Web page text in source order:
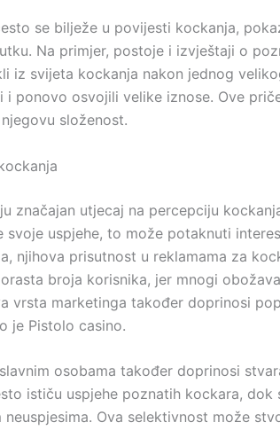
se bilježe u povijesti kockanja,
Na primjer, postoje i izvještaji o
iz svijeta kockanja nakon jednog
i ponovo osvojili velike iznose. Ove
složenost.
značajan utjecaj na percepciju
svoje uspjehe, to može potaknuti
njihova prisutnost u reklamama za
broja korisnika, jer mnogi
vrsta marketinga također doprinosi
je Pistolo casino.
osobama također doprinosi
ističu uspjehe poznatih kockara, dok
Ova selektivnost može